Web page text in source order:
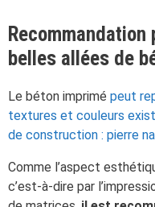
belles allées de
Le béton imprimé peut
textures et couleurs
de construction : pierre
Comme l’aspect
c’est-à-dire par